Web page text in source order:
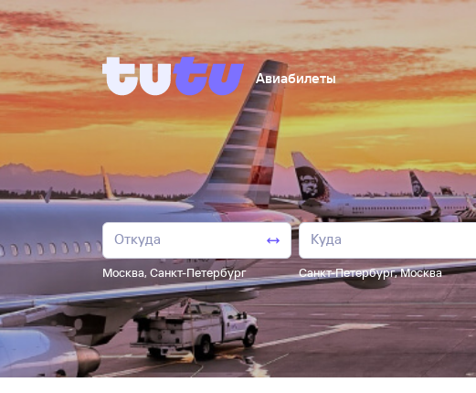
Авиабилеты
Москва, Санкт-Петербург Санкт-Петербург,Москва